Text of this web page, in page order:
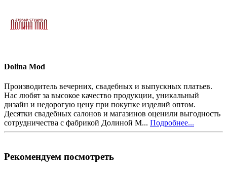
Dolina Mod
Производитель вечерних, свадебных и выпускных платьев.
Нас любят за высокое качество продукции, уникальный
дизайн и недорогую цену при покупке изделий оптом.
Десятки свадебных салонов и магазинов оценили выгодность
сотрудничества с фабрикой Долиной М... Подробнее...
Рекомендуем посмотреть